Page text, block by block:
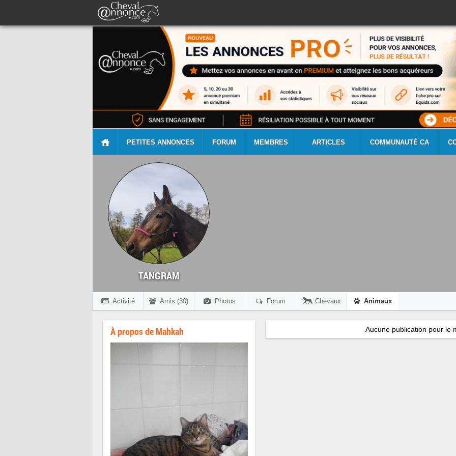
PETITES ANNONCES FORUM MEMBRES ARTICLES COMMUNAUTÉ CA
TANGRAM
Activité Amis (30) Photos Forum Chevaux Animaux
À propos de Mahkah Aucune publication pour le